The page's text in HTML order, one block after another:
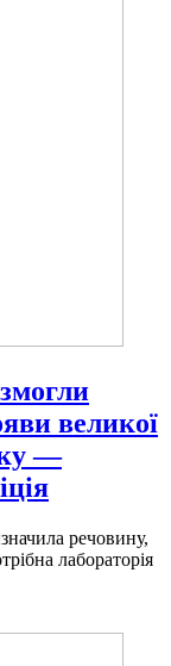
великої
—
речовину,
лабораторія